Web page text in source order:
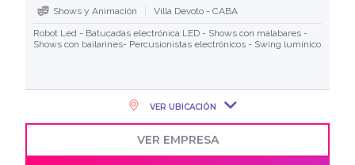
Shows y Animación
Villa Devoto - CABA
Robot Led - Batucadas electrónica LED - Shows con malabares -
Shows con bailarines- Percusionistas electrónicos - Swing lumínico
VER UBICACIÓN
VER EMPRESA